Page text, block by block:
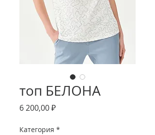
топ БЕЛОНА
6 200,00 ₽Цена
Категория *